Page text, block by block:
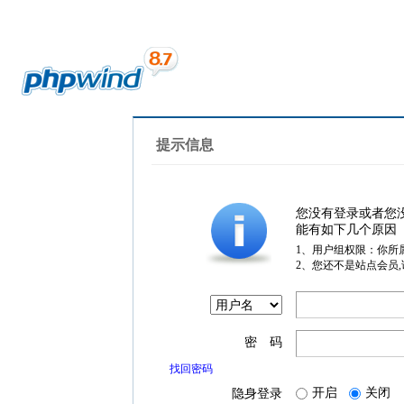
提示信息
您没有登录或者您
能有如下几个原因
1、用户组权限：你所
2、您还不是站点会员
密 码
找回密码
隐身登录 开启 关闭